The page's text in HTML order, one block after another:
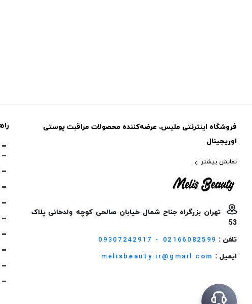
فروشگاه اینترنتی ملیس، عرضه‌کننده محصولات مراقبت پوستی
اوریجینال
نمایش بیشتر
تهران بزرگراه جناح شمال خیابان صالحی کوچه ولدخانی پلاک
53
تلفن : 09307242917 - 02166082599
ایمیل : melisbeauty.ir@gmail.com